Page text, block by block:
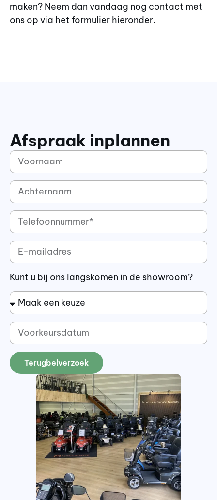
maken? Neem dan vandaag nog contact met
ons op via het formulier hieronder.
Afspraak inplannen
Kunt u bij ons langskomen in de showroom?
Terugbelverzoek